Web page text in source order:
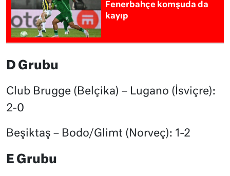
Fenerbahçe komşuda da
kayıp
D Grubu
Club Brugge (Belçika) – Lugano (İsviçre):
2-0
Beşiktaş – Bodo/Glimt (Norveç): 1-2
E Grubu